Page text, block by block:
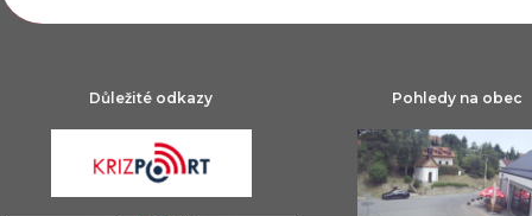
Důležité odkazy Pohledy na obec